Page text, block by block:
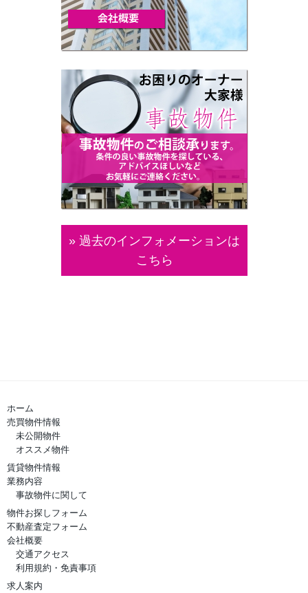
» 過去のインフォメーションは
こちら
ホーム
売買物件情報
未公開物件
オススメ物件
賃貸物件情報
業務内容
事故物件に関して
物件お探しフォーム
不動産査定フォーム
会社概要
交通アクセス
利用規約・免責事項
求人案内